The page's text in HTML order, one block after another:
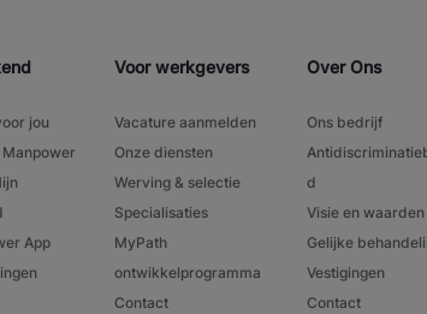
jou
App
Voor werkgevers
Vacature aanmelden
Onze diensten
Werving & selectie
Specialisaties
MyPath
ontwikkelprogramma
Contact
Over Ons
Ons bedrijf
d
Visie en waarden
Gelijke
Vestigingen
Contact